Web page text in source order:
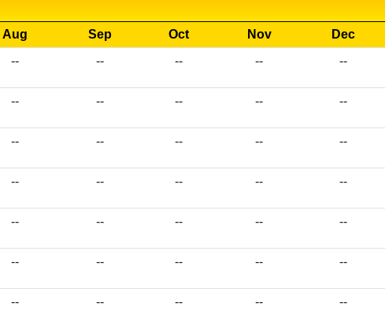
Aug Sep Oct Nov
Dec
-- -- -- -- --
-- -- -- -- --
-- -- -- -- --
-- -- -- -- --
-- -- -- -- --
-- -- -- -- --
-- -- -- -- --